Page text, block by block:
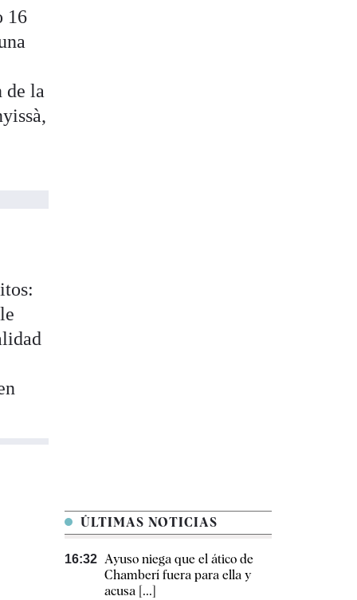
16
de la
ÚLTIMAS NOTICIAS
16:32 Ayuso niega que el ático de
Chamberí fuera para ella y
acusa [...]